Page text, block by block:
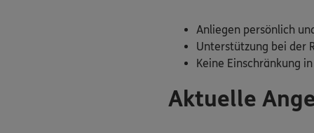
Anliegen persönlich
Unterstützung bei der
Keine Einschränkung
Aktuelle